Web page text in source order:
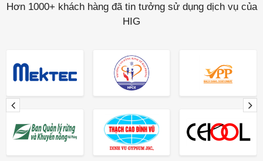
Hơn 1000+ khách hàng đã tin tưởng sử dụng dịch vụ của
HIG